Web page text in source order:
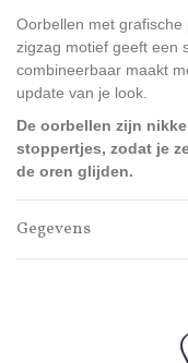
Oorbellen met
zigzag motief geeft een
combineerbaar maakt
update van je look.
De oorbellen zijn
stoppertjes, zodat je
de oren glijden.
Gegevens